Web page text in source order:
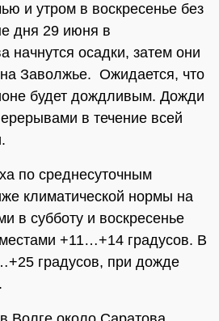
и утром в воскресенье без
дня 29 июня в
начнутся осадки, затем они
на Заволжье. Ожидается, что
будет дождливым. Дожди
в течение всей
по среднесуточным
климатической нормы на
в субботу и воскресенье
+11…+14 градусов. В
градусов, при дожде